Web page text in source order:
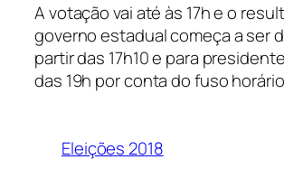
A votação vai até às 17h e o
governo estadual começa a ser
partir das 17h10 e para
das 19h por conta do fuso
Eleições 2018